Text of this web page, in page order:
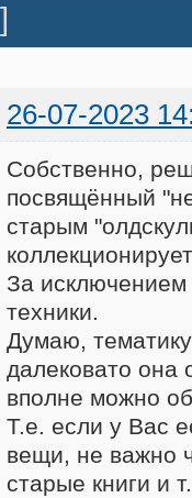
26-07-2023
Собственно,
посвящённый
старым
За
техники.
Думаю,
далековато она
вполне можно
Т.е. если у Вас
вещи, не важно
старые книги и